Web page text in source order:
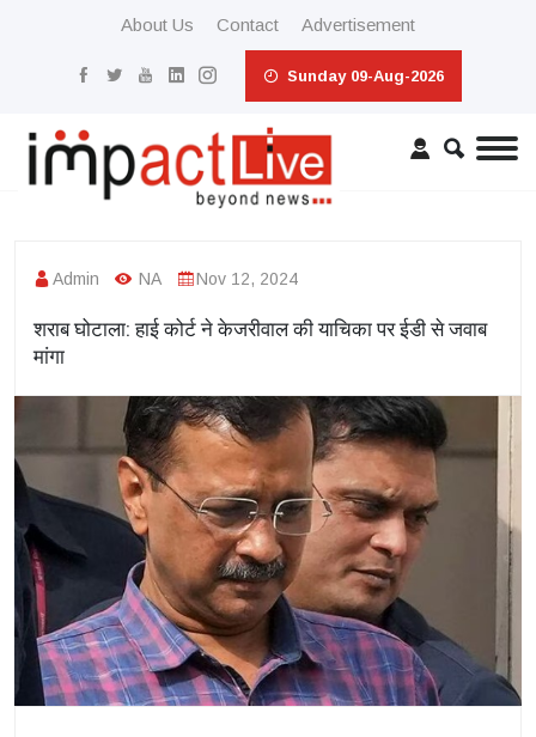
About Us Contact Advertisement
Sunday 09-Aug-2026
Admin NA Nov 12, 2024
शराब घोटाला: हाई कोर्ट ने केजरीवाल की याचिका पर ईडी से जवाब
मांगा